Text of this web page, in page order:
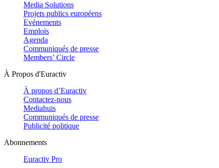
Media Solutions
Projets publics européens
Evénements
Emplois
Agenda
Communiqués de presse
Members’ Circle
À Propos d'Euractiv
À propos d’Euractiv
Contactez-nous
Mediahuis
Communiqués de presse
Publicité politique
Abonnements
Euractiv Pro